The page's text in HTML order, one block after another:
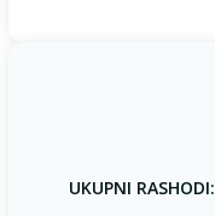
UKUPNI RASHODI: